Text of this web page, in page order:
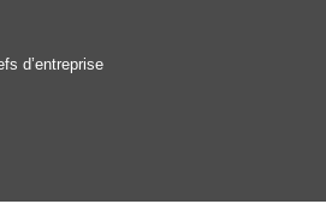
d’entreprise